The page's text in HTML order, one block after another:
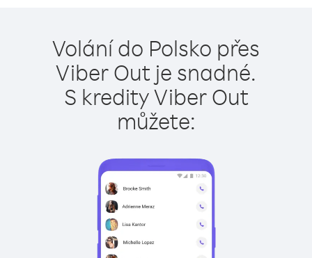
Volání do Polsko přes
Viber Out je snadné.
S kredity Viber Out
můžete: